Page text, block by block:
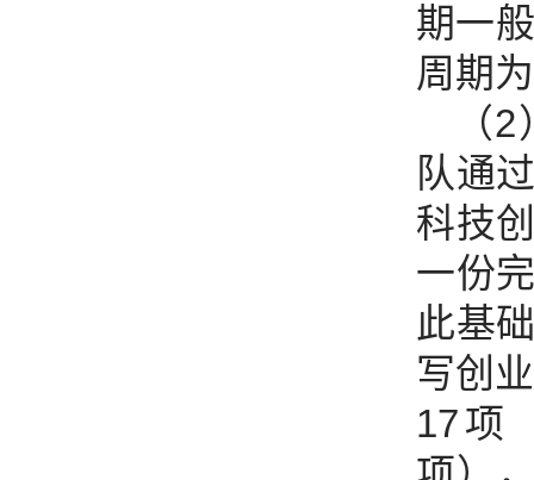
期一
周期
（
队通
科技
一份
此基
写创
17项